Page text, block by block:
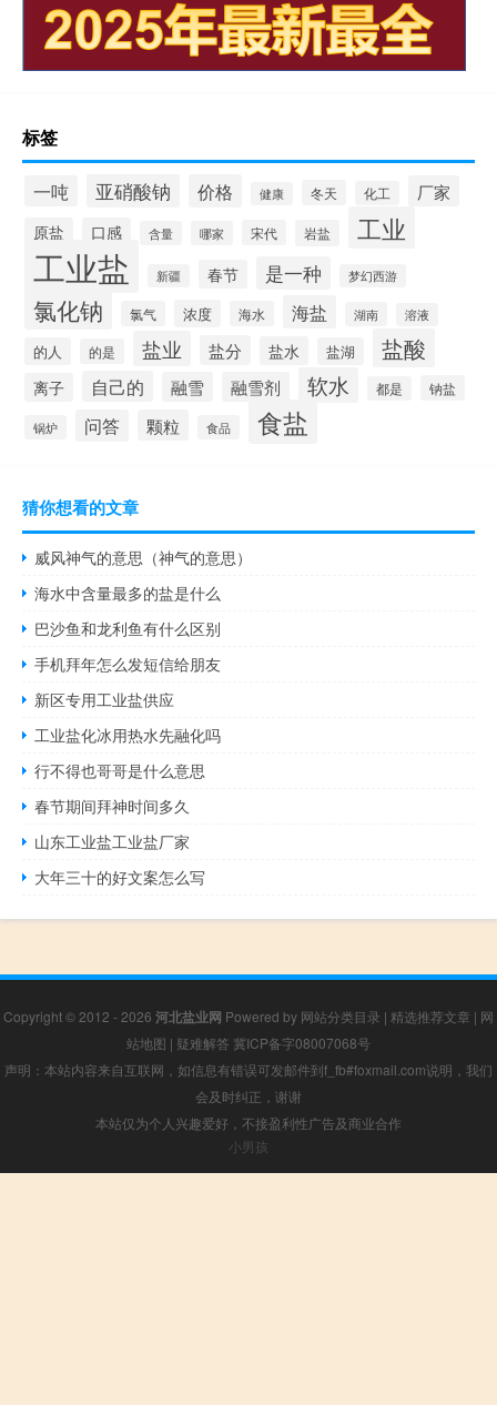
标签
一吨 亚硝酸钠 价格 健康 冬天 化工 厂家
原盐 口感 含量 哪家 宋代 岩盐 工业
工业盐 新疆 春节 是一种 梦幻西游
氯化钠 氯气 浓度 海水 海盐 湖南 溶液
的人 的是 盐业 盐分 盐水 盐湖 盐酸
离子 自己的 融雪 融雪剂 软水 都是 钠盐
锅炉 问答 颗粒 食品 食盐
猜你想看的文章
威风神气的意思（神气的意思）
海水中含量最多的盐是什么
巴沙鱼和龙利鱼有什么区别
手机拜年怎么发短信给朋友
新区专用工业盐供应
工业盐化冰用热水先融化吗
行不得也哥哥是什么意思
春节期间拜神时间多久
山东工业盐工业盐厂家
大年三十的好文案怎么写
Copyright © 2012 - 2026 河北盐业网 Powered by 网站分类目录 | 精选推荐文章 | 网
站地图 | 疑难解答 冀ICP备字08007068号
声明：本站内容来自互联网，如信息有错误可发邮件到f_fb#foxmail.com说明，我们
会及时纠正，谢谢
本站仅为个人兴趣爱好，不接盈利性广告及商业合作
小男孩